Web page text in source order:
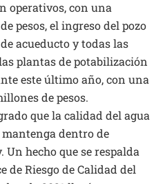
operativos, con una
pesos, el ingreso del pozo
acueducto y todas las
plantas de potabilización
este último año, con una
de pesos.
que la calidad del agua
dentro de
hecho que se respalda
de Riesgo de Calidad del